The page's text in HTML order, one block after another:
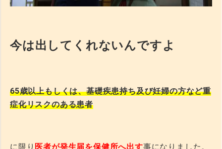
今は出してくれないんですよ
65歳以上もしくは、基礎疾患持ち及び妊婦の方など重
症化リスクのある患者
に限り 医者が発生届を保健所へ出す事になりました。